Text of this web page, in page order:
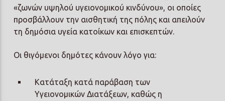
«ζωνών υψηλού υγειονομικού κινδύνου», οι οποίες
προσβάλλουν την αισθητική της πόλης και απειλούν
τη δημόσια υγεία κατοίκων και επισκεπτών.
Οι θιγόμενοι δημότες κάνουν λόγο για:
Κατάταξη κατά παράβαση των
Υγειονομικών Διατάξεων, καθώς η